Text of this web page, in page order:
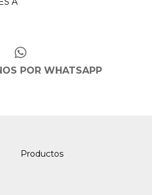
POR WHATSAPP
Productos